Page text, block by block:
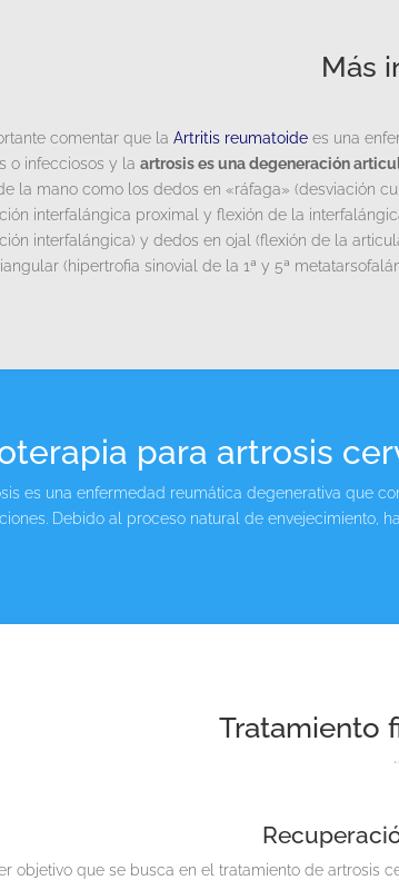
Más
comentar que laArtritis reumatoide es una
o infecciosos y laartrosis es una degeneración
la mano como los dedos en «ráfaga» (desviación
interfalángica proximal y flexión de la
interfalángica) y dedos en ojal (flexión de la
(hipertrofia sinovial de la 1ª y 5ª
para artrosis
es una enfermedad reumática degenerativa que
Debido al proceso natural de envejecimiento,
Tratamiento
objetivo que se busca en el tratamiento de artrosis